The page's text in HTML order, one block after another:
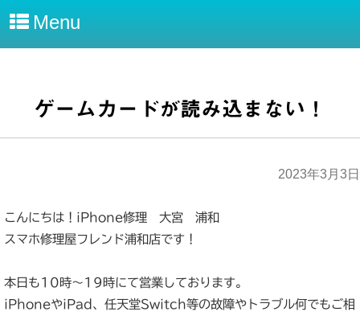
Menu
ゲームカードが読み込まない！
2023年3月3日
こんにちは！iPhone修理 大宮 浦和
スマホ修理屋フレンド浦和店です！
本日も10時～19時にて営業しております。
iPhoneやiPad、任天堂Switch等の故障やトラブル何でもご相